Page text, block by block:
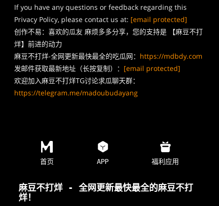
If you have any questions or feedback regarding this
Privacy Policy, please contact us at: [email protected]
创作不易：喜欢的瓜友 麻烦多多分享，您的支持是 【麻豆不打
烊】前进的动力
麻豆不打烊-全网更新最快最全的吃瓜网： https://mdbdy.com
发邮件获取最新地址（长按复制）： [email protected]
欢迎加入麻豆不打烊TG讨论求瓜聊天群：
https://telegram.me/madoubudayang
首页 APP 福利应用
麻豆不打烊 - 全网更新最快最全的麻豆不打
烊！